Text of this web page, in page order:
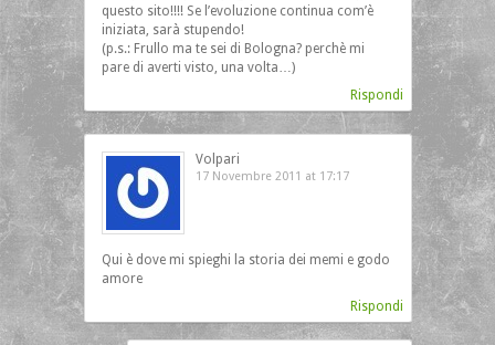
questo sito!!!! Se l’evoluzione continua com’è
iniziata, sarà stupendo!
(p.s.: Frullo ma te sei di Bologna? perchè mi
pare di averti visto, una volta…)
Rispondi
Volpari
17 Novembre 2011 at 17:17
Qui è dove mi spieghi la storia dei memi e godo
amore
Rispondi